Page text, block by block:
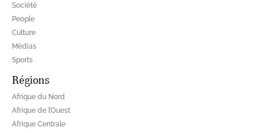
Société
People
Culture
Médias
Sports
Régions
Afrique du Nord
Afrique de l’Ouest
Afrique Centrale